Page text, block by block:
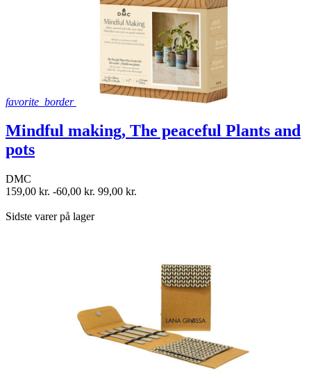
favorite_border
Mindful making, The peaceful Plants and
pots
DMC
159,00 kr. -60,00 kr. 99,00 kr.
Sidste varer på lager